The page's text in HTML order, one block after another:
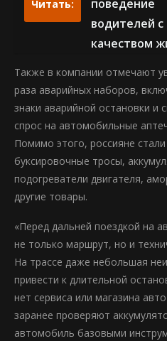
Читать:
поведение
водителей с
качеством
Также в компании отмечают
раза аварийных наборов,
знаки аварийной остановки
спрос на автомобильные
Помимо этого, россияне
буксировочные тросы,
подогреватели двигателя,
другие товары.
«Перед дальней поездкой на
не только маршрут, но и
На трассе даже небольшая
привести к длительной
нет сервиса или магазина
заранее проверяют
автомобиль базовыми